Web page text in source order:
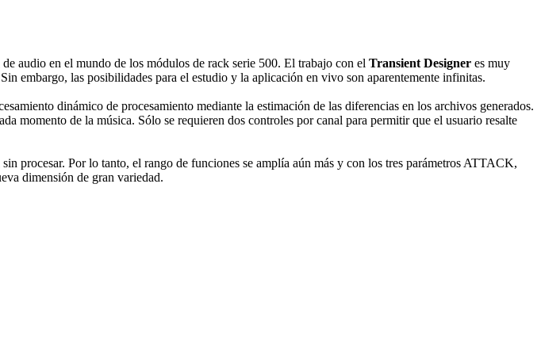
audio en el mundo de los módulos de rack serie 500. El trabajo con el Transient Designer es muy
embargo, las posibilidades para el estudio y la aplicación en vivo son aparentemente infinitas.
dinámico de procesamiento mediante la estimación de las diferencias en los archivos generados.
momento de la música. Sólo se requieren dos controles por canal para permitir que el usuario resalte
procesar. Por lo tanto, el rango de funciones se amplía aún más y con los tres parámetros ATTACK,
dimensión de gran variedad.